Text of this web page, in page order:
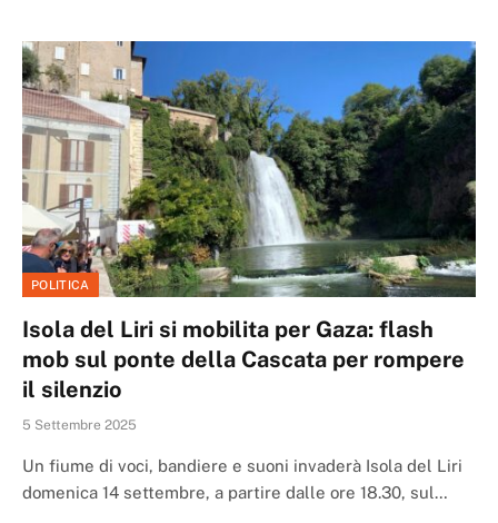
POLITICA
Isola del Liri si mobilita per Gaza: flash
mob sul ponte della Cascata per rompere
il silenzio
5 Settembre 2025
Un fiume di voci, bandiere e suoni invaderà Isola del Liri
domenica 14 settembre, a partire dalle ore 18.30, sul…